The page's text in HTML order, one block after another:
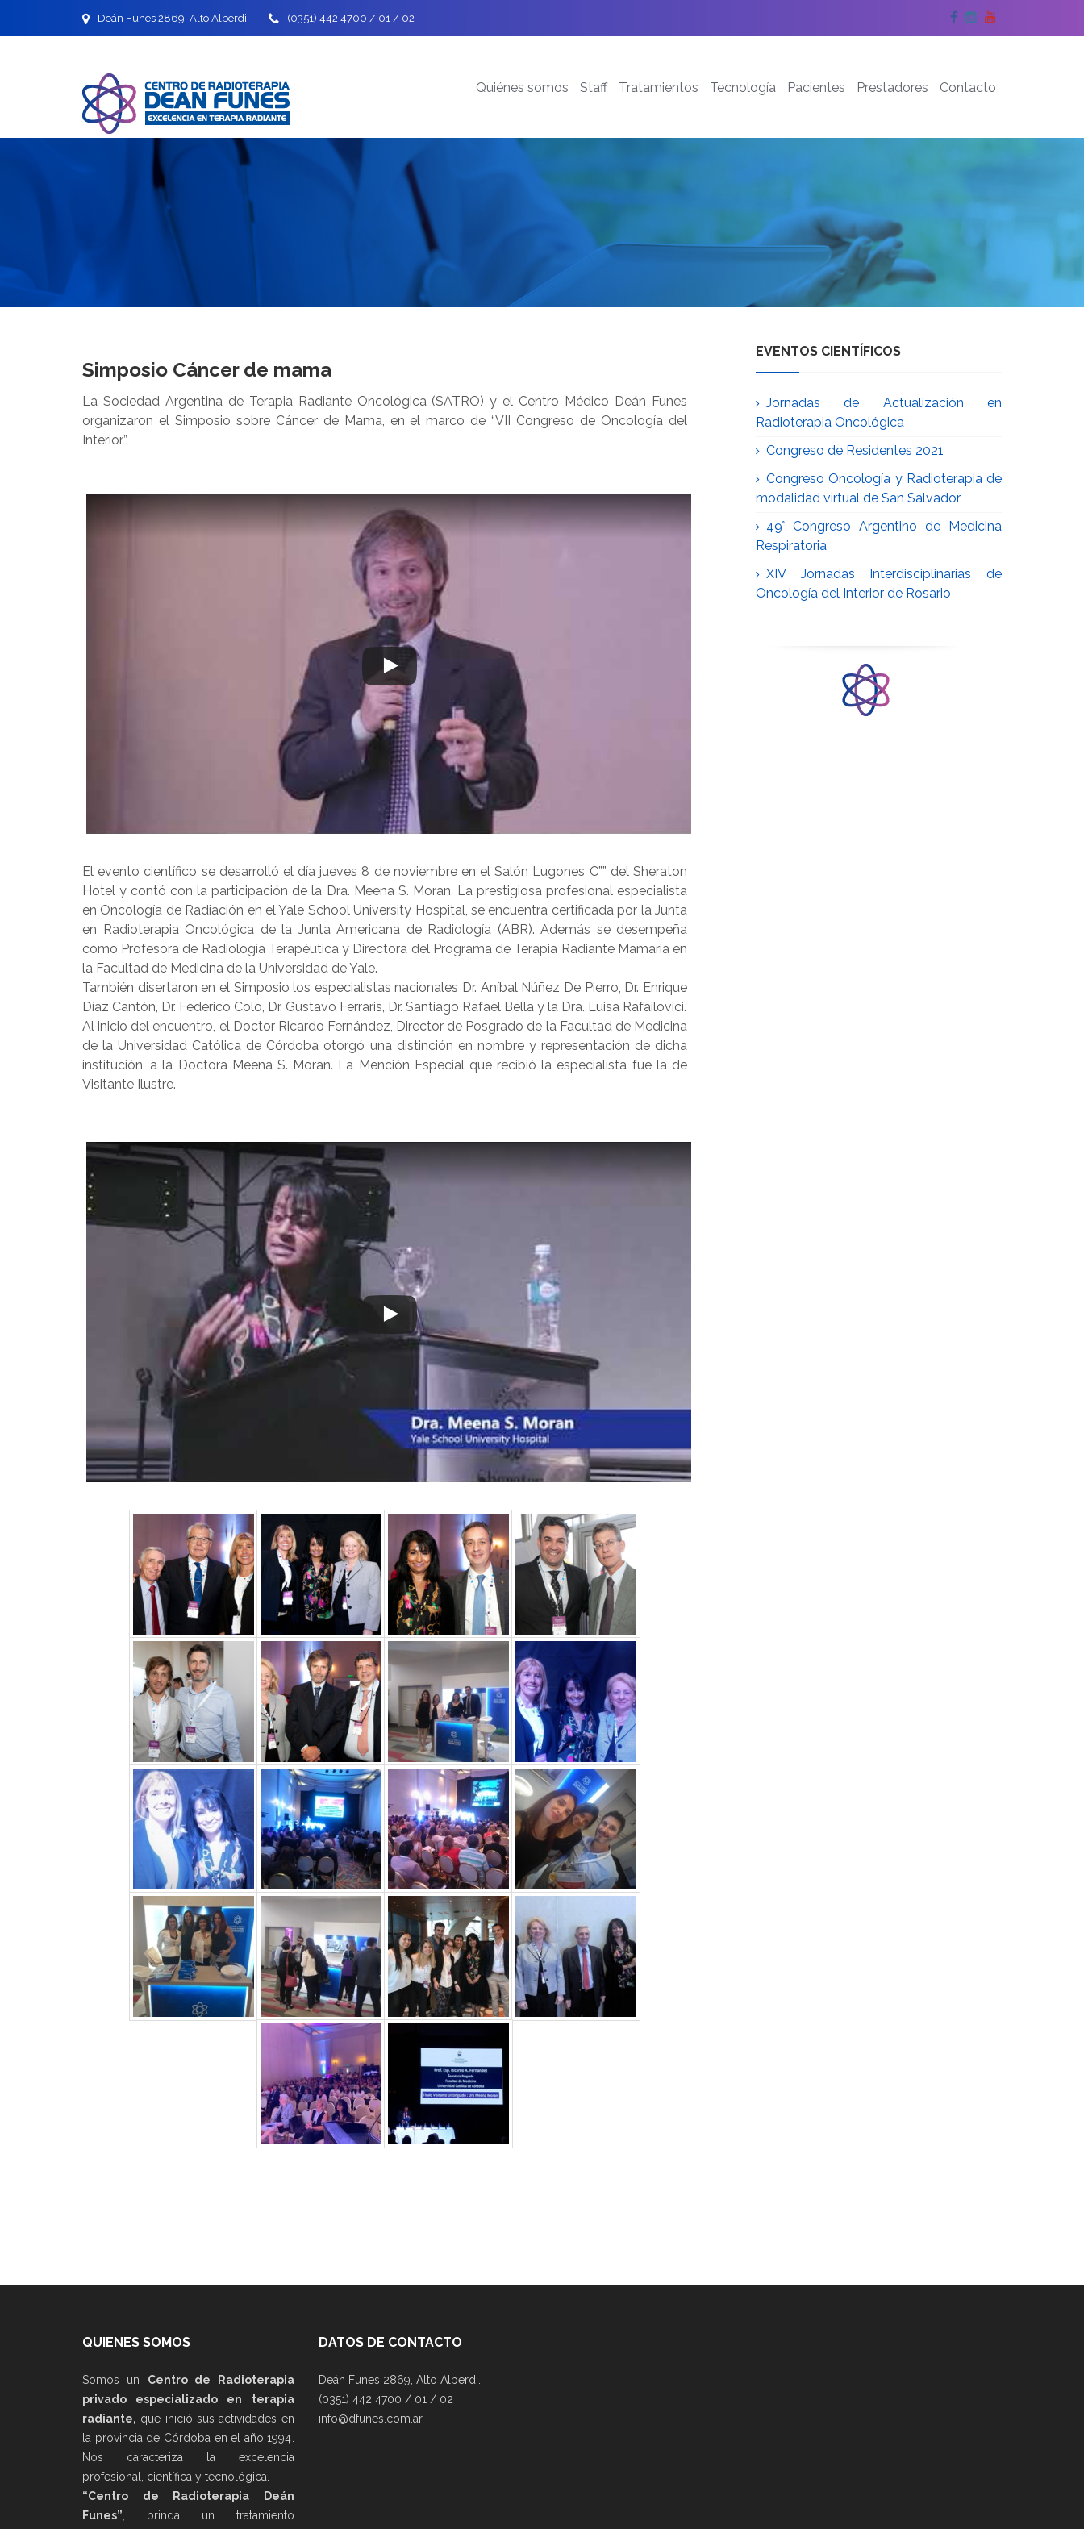
Deán Funes 2869, Alto Alberdi. (0351) 442 4700 / 01 / 02 Facebook
Instagram
Quiénes somos Staff Tratamientos Tecnología Pacientes Prestadores Contacto
Simposio Cáncer de mama
La Sociedad Argentina de Terapia Radiante Oncológica (SATRO) y el Centro Médico Deán Funes
organizaron el Simposio sobre Cáncer de Mama, en el marco de “VII Congreso de Oncología del
Interior”.
El evento científico se desarrolló el día jueves 8 de noviembre en el Salón Lugones C”” del Sheraton
Hotel y contó con la participación de la Dra. Meena S. Moran. La prestigiosa profesional especialista
en Oncología de Radiación en el Yale School University Hospital, se encuentra certificada por la Junta
en Radioterapia Oncológica de la Junta Americana de Radiología (ABR). Además se desempeña
como Profesora de Radiología Terapéutica y Directora del Programa de Terapia Radiante Mamaria en
la Facultad de Medicina de la Universidad de Yale.
También disertaron en el Simposio los especialistas nacionales Dr. Aníbal Núñez De Pierro, Dr. Enrique
Díaz Cantón, Dr. Federico Colo, Dr. Gustavo Ferraris, Dr. Santiago Rafael Bella y la Dra. Luisa Rafailovici.
Al inicio del encuentro, el Doctor Ricardo Fernández, Director de Posgrado de la Facultad de Medicina
de la Universidad Católica de Córdoba otorgó una distinción en nombre y representación de dicha
institución, a la Doctora Meena S. Moran. La Mención Especial que recibió la especialista fue la de
Visitante Ilustre.
EVENTOS CIENTÍFICOS
Jornadas de Actualización en
Radioterapia Oncológica
Congreso de Residentes 2021
Congreso Oncología y Radioterapia de
modalidad virtual de San Salvador
49° Congreso Argentino de Medicina
Respiratoria
XIV Jornadas Interdisciplinarias de
Oncología del Interior de Rosario
QUIENES SOMOS
Somos un Centro de Radioterapia
privado especializado en terapia
radiante, que inició sus actividades en
la provincia de Córdoba en el año 1994.
Nos caracteriza la excelencia
profesional, científica y tecnológica.
“Centro de Radioterapia Deán
Funes” , brinda un tratamiento
DATOS DE CONTACTO
Deán Funes 2869, Alto Alberdi.
(0351) 442 4700 / 01 / 02
info@dfunes.com.ar